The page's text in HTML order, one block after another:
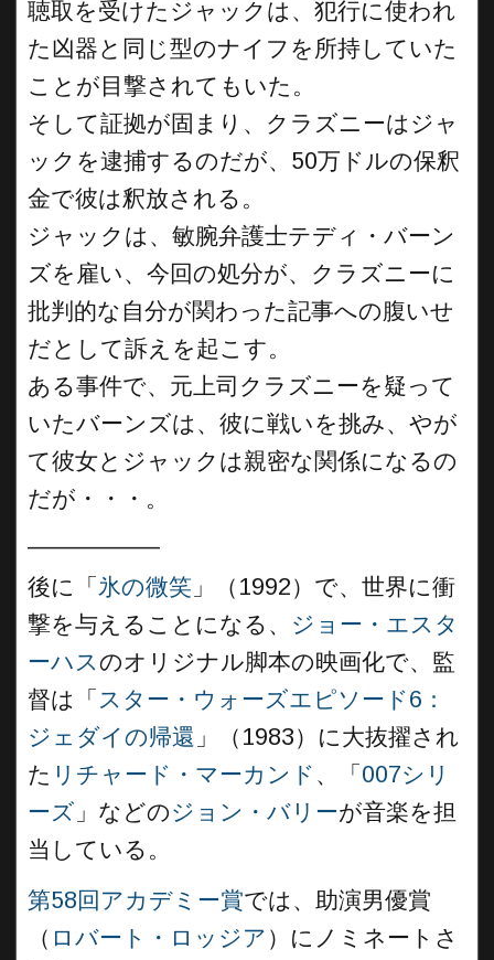
聴取を受けたジャックは、犯行に使われ
た凶器と同じ型のナイフを所持していた
ことが目撃されてもいた。
そして証拠が固まり、クラズニーはジャ
ックを逮捕するのだが、50万ドルの保釈
金で彼は釈放される。
ジャックは、敏腕弁護士テディ・バーン
ズを雇い、今回の処分が、クラズニーに
批判的な自分が関わった記事への腹いせ
だとして訴えを起こす。
ある事件で、元上司クラズニーを疑って
いたバーンズは、彼に戦いを挑み、やが
て彼女とジャックは親密な関係になるの
だが・・・。
後に「 氷の微笑 」（1992）で、世界に衝
撃を与えることになる、 ジョー・エスタ
ーハスのオリジナル脚本の映画化で、監
督は「 スター・ウォーズエピソード6：
ジェダイの帰還 」（1983）に大抜擢され
た リチャード・マーカンド 、「 007シリ
ーズ 」などのジョン・バリーが音楽を担
当している。
第58回アカデミー賞では、助演男優賞
（ ロバート・ロッジア ）にノミネートさ